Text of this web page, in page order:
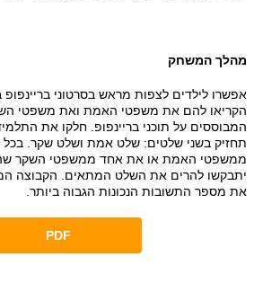
המשחק
לילדים לצפות מראש בסרטוני בריינפופ
להם את משפטי האמת ואת משפטי
על תוכני בריינפופ. חלקו את
בשני שלטים: שלט אמת ושלט שקר. בכל
האמת או את אחד ממשפטי השקר
להרים את השלט המתאים. הקבוצה
מספר התשובות הנכונות הגבוה ביותר.
PDF